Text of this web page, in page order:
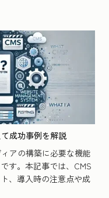
成功事例を解説
アの構築に必要な機能
す。本記事では、CMS
、導入時の注意点や成